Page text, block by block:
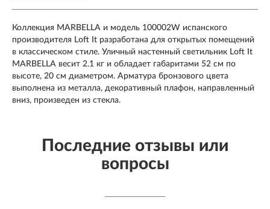
Коллекция MARBELLA и модель 100002W испанского
производителя Loft It разработана для открытых помещений
в классическом стиле. Уличный настенный светильник Loft It
MARBELLA весит 2.1 кг и обладает габаритами 52 см по
высоте, 20 см диаметром. Арматура бронзового цвета
выполнена из металла, декоративный плафон, направленный
вниз, произведен из стекла.
Последние отзывы или
вопросы